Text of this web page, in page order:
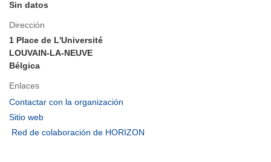
Dirección
1 Place de L'Université
LOUVAIN-LA-NEUVE
Bélgica
Enlaces
Contactar con la organización
Sitio web
abrirá
Red de colaboración de HORIZON
Sin datos